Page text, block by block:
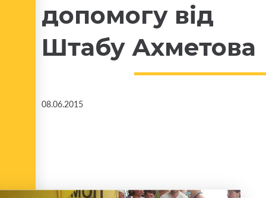
допомогу від
Штабу Ахметова
08.06.2015